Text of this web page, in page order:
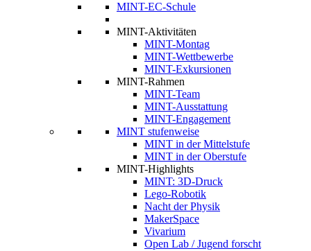
MINT-EC-Schule
MINT-Aktivitäten
MINT-Montag
MINT-Wettbewerbe
MINT-Exkursionen
MINT-Rahmen
MINT-Team
MINT-Ausstattung
MINT-Engagement
MINT stufenweise
MINT in der Mittelstufe
MINT in der Oberstufe
MINT-Highlights
MINT: 3D-Druck
Lego-Robotik
Nacht der Physik
MakerSpace
Vivarium
Open Lab / Jugend forscht